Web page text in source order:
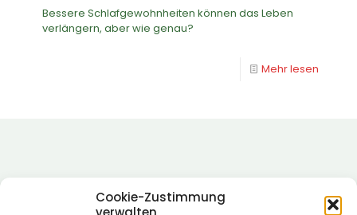
Cookie-Zustimmung
Bessere Schlafgewohnheiten können das Leben
verlängern, aber wie genau?
Mehr lesen